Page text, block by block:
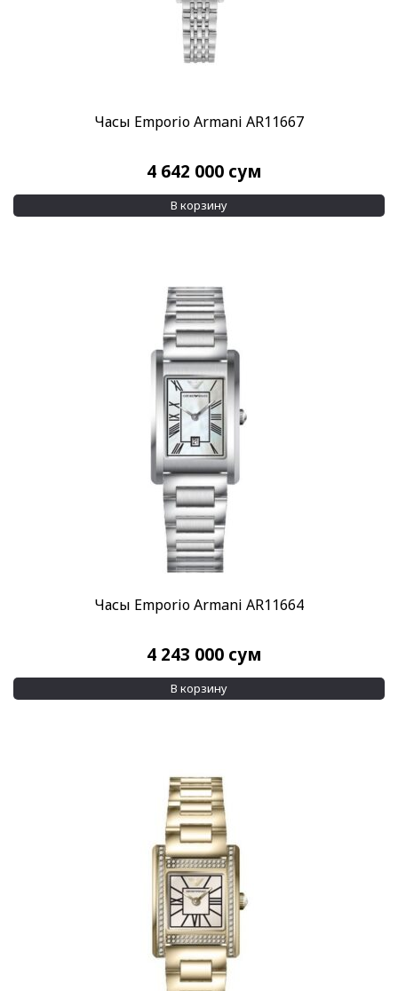
Часы Emporio Armani AR11667
4 642 000 сум
В корзину
Часы Emporio Armani AR11664
4 243 000 сум
В корзину